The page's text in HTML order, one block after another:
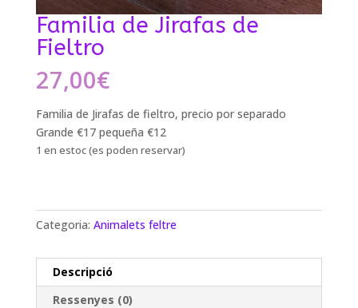
Familia de Jirafas de
Fieltro
27,00€
Familia de Jirafas de fieltro, precio por separado
Grande €17 pequeña €12
1 en estoc (es poden reservar)
Categoria: Animalets feltre
Descripció
Ressenyes (0)